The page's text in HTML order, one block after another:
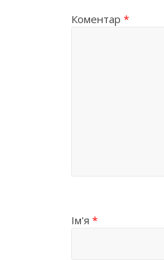
Коментар *
Ім'я *